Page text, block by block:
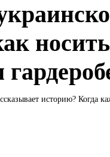
историю? Когда